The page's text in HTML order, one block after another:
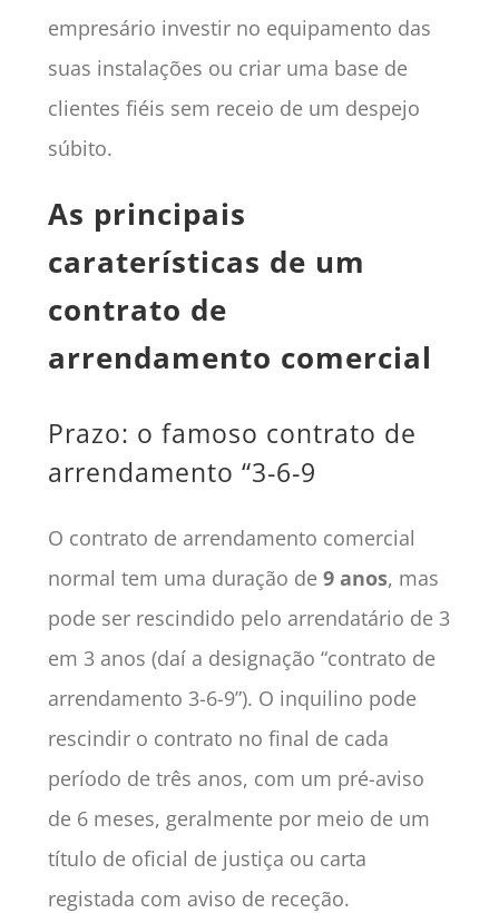
empresário investir no equipamento das
suas instalações ou criar uma base de
clientes fiéis sem receio de um despejo
súbito.
As principais
caraterísticas de um
contrato de
arrendamento comercial
Prazo: o famoso contrato de
arrendamento “3-6-9
O contrato de arrendamento comercial
normal tem uma duração de 9 anos, mas
pode ser rescindido pelo arrendatário de 3
em 3 anos (daí a designação “contrato de
arrendamento 3-6-9”). O inquilino pode
rescindir o contrato no final de cada
período de três anos, com um pré-aviso
de 6 meses, geralmente por meio de um
título de oficial de justiça ou carta
registada com aviso de receção.